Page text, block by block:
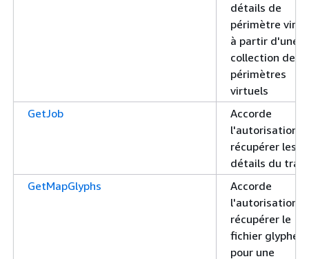
détails de
périmètre
à partir d'une
collection de
périmètres
virtuels
GetJob
Accorde
l'autorisation
récupérer les
détails du
GetMapGlyphs
Accorde
l'autorisation
récupérer le
fichier glyphe
pour une